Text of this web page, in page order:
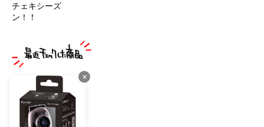
チェキシーズ
ン！！
×